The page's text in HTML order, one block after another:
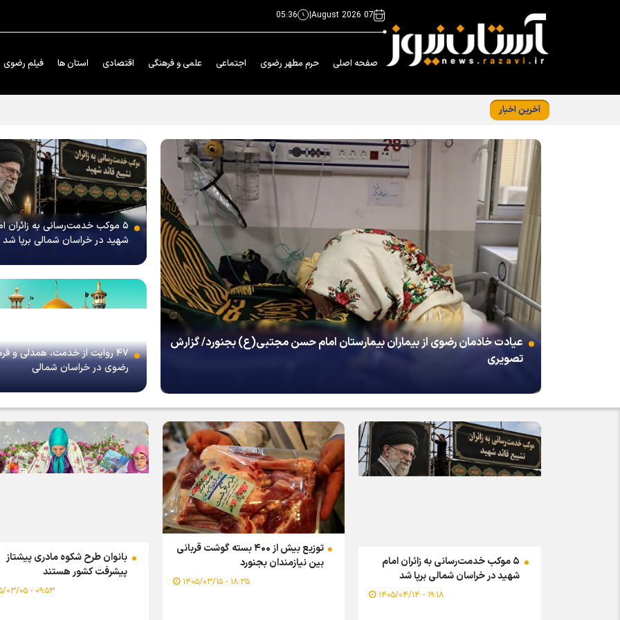
07 August 2026
|
05:36
صفحه اصلی حرم مطهر رضوی اجتماعی علمی و فرهنگی اقتصادی استان ها فیلم رضوی
آخرین اخبار
عیادت خادمان رضوی از بیماران بیمارستان امام حسن مجتبی(ع) بجنورد/ گزارش
تصویری
۵ موکب خدمت‌رسانی به زائران
شهید در خراسان شمالی برپا شد
۴۷ روایت از خدمت، همدلی و
رضوی در خراسان شمالی
۵ موکب خدمت‌رسانی به زائران امام
شهید در خراسان شمالی برپا شد
۱۹:۱۸ - ۱۴۰۵/۰۴/۱۴
توزیع بیش از ۴۰۰ بسته گوشت قربانی
بین نیازمندان بجنورد
۱۸:۳۵ - ۱۴۰۵/۰۳/۱۵
بانوان طرح شکوه مادری پیشتاز
پیشرفت کشور هستند
۰۹:۵۳ - ۱۴۰۵/۰۳/۰۵